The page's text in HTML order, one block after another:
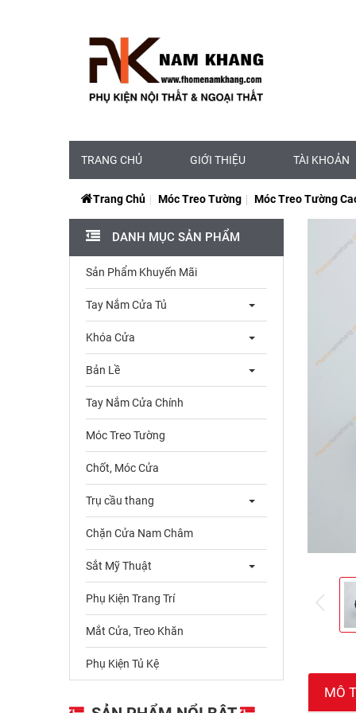
TRANG CHỦ GIỚI THIỆU TÀI KHOẢN
Trang Chủ Móc Treo Tường Móc Treo Tường
DANH MỤC SẢN PHẨM
Sản Phẩm Khuyến Mãi
Tay Nắm Cửa Tủ
Khóa Cửa
Bản Lề
Tay Nắm Cửa Chính
Móc Treo Tường
Chốt, Móc Cửa
Trụ cầu thang
Chặn Cửa Nam Châm
Sắt Mỹ Thuật
Phụ Kiện Trang Trí
Mắt Cửa, Treo Khăn
Phụ Kiện Tủ Kệ
MÔ